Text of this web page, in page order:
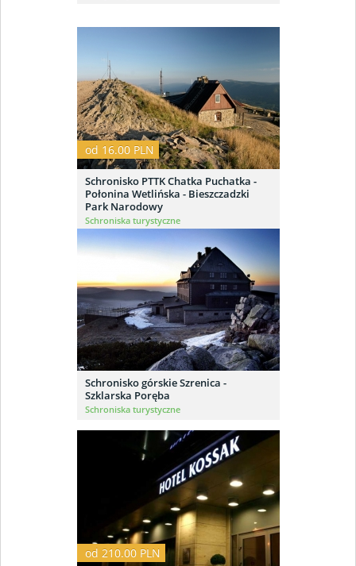
od 16.00 PLN
Schronisko PTTK Chatka Puchatka -
Połonina Wetlińska - Bieszczadzki
Park Narodowy
Schroniska turystyczne
Schronisko górskie Szrenica -
Szklarska Poręba
Schroniska turystyczne
od 210.00 PLN